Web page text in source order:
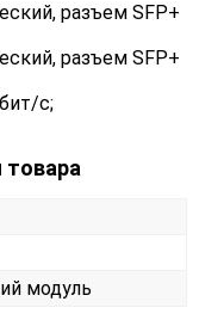
разъем SFP+
разъем SFP+
с;
товара
модуль